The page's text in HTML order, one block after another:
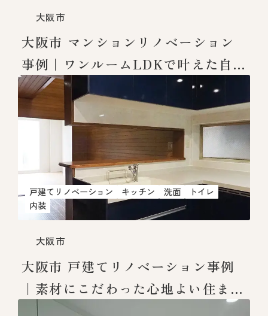
大阪市
大阪市 マンションリノベーション
事例｜ワンルームLDKで叶えた自
分だけの快適空間
戸建てリノベーション キッチン 洗面
トイレ
内装
大阪市
大阪市 戸建てリノベーション事例
｜素材にこだわった心地よい住まい